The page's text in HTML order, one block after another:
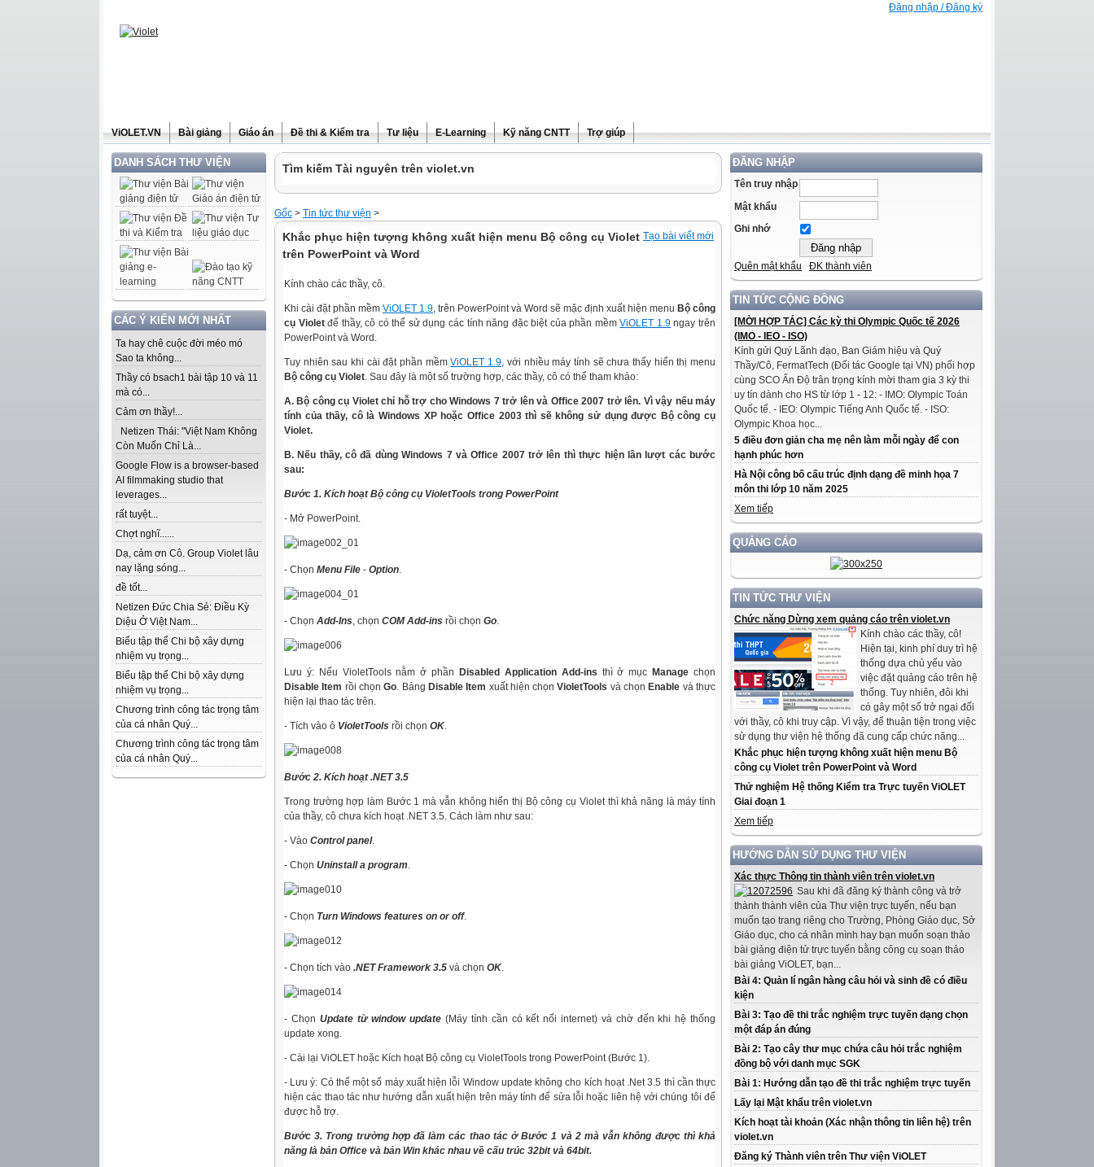
Đăng nhập / Đăng ký
ViOLET.VN Bài giảng Giáo án Đề thi & Kiểm tra Tư liệu E-Learning Kỹ năng CNTT Trợ giúp
DANH SÁCH THƯ VIỆN
CÁC Ý KIẾN MỚI NHẤT
Ta hay chê cuộc đời méo mó
Sao ta không...
Thầy có bsach1 bài tập 10 và 11
mà có...
Cảm ơn thầy!...
Netizen Thái: "Việt Nam Không
Còn Muốn Chỉ Là...
Google Flow is a browser-based
AI filmmaking studio that
leverages...
rất tuyệt...
Chợt nghĩ......
Dạ, cảm ơn Cô. Group Violet lâu
nay lặng sóng...
đề tốt...
Netizen Đức Chia Sẻ: Điều Kỳ
Diệu Ở Việt Nam...
Biểu tập thể Chi bộ xây dựng
nhiệm vụ trọng...
Biểu tập thể Chi bộ xây dựng
nhiệm vụ trọng...
Chương trình công tác trọng tâm
của cá nhân Quý...
Chương trình công tác trọng tâm
của cá nhân Quý...
ĐĂNG NHẬP
Tên truy nhập
Mật khẩu
Ghi nhớ
Quên mật khẩu ĐK thành viên
TIN TỨC CỘNG ĐỒNG
[MỜI HỢP TÁC] Các kỳ thi Olympic Quốc tế 2026
(IMO - IEO - ISO)
Kính gửi Quý Lãnh đạo, Ban Giám hiệu và Quý
Thầy/Cô, FermatTech (Đối tác Google tại VN) phối hợp
cùng SCO Ấn Độ trân trọng kính mời tham gia 3 kỳ thi
uy tín dành cho HS từ lớp 1 - 12: - IMO: Olympic Toán
Quốc tế. - IEO: Olympic Tiếng Anh Quốc tế. - ISO:
Olympic Khoa học...
5 điều đơn giản cha mẹ nên làm mỗi ngày để con
hạnh phúc hơn
Hà Nội công bố cấu trúc định dạng đề minh họa 7
môn thi lớp 10 năm 2025
Xem tiếp
QUẢNG CÁO
TIN TỨC THƯ VIỆN
Chức năng Dừng xem quảng cáo trên violet.vn
Kính chào các thầy, cô!
Hiện tại, kinh phí duy trì hệ
thống dựa chủ yếu vào
việc đặt quảng cáo trên hệ
thống. Tuy nhiên, đôi khi
có gây một số trở ngại đối
với thầy, cô khi truy cập. Vì vậy, để thuận tiện trong việc
sử dụng thư viện hệ thống đã cung cấp chức năng...
Khắc phục hiện tượng không xuất hiện menu Bộ
công cụ Violet trên PowerPoint và Word
Thử nghiệm Hệ thống Kiểm tra Trực tuyến ViOLET
Giai đoạn 1
Xem tiếp
HƯỚNG DẪN SỬ DỤNG THƯ VIỆN
Xác thực Thông tin thành viên trên violet.vn
Sau khi đã đăng ký thành công và trở
thành thành viên của Thư viện trực tuyến, nếu bạn
muốn tạo trang riêng cho Trường, Phòng Giáo dục, Sở
Giáo dục, cho cá nhân mình hay bạn muốn soạn thảo
bài giảng điện tử trực tuyến bằng công cụ soạn thảo
bài giảng ViOLET, bạn...
Bài 4: Quản lí ngân hàng câu hỏi và sinh đề có điều
kiện
Bài 3: Tạo đề thi trắc nghiệm trực tuyến dạng chọn
một đáp án đúng
Bài 2: Tạo cây thư mục chứa câu hỏi trắc nghiệm
đồng bộ với danh mục SGK
Bài 1: Hướng dẫn tạo đề thi trắc nghiệm trực tuyến
Lấy lại Mật khẩu trên violet.vn
Kích hoạt tài khoản (Xác nhận thông tin liên hệ) trên
violet.vn
Đăng ký Thành viên trên Thư viện ViOLET
Tìm kiếm Tài nguyên trên violet.vn
Gốc > Tin tức thư viện >
Tạo bài viết mới
Khắc phục hiện tượng không xuất hiện menu Bộ công cụ Violet
trên PowerPoint và Word
Kính chào các thầy, cô.
Khi cài đặt phần mềm ViOLET 1.9, trên PowerPoint và Word sẽ mặc định xuất hiện menu Bộ công
cụ Violetđể thầy, cô có thể sử dụng các tính năng đặc biệt của phần mềmViOLET 1.9ngay trên
PowerPoint và Word.
Tuy nhiên sau khi cài đặt phần mềmViOLET 1.9, với nhiều máy tính sẽ chưa thấy hiển thị menu
Bộ công cụ Violet. Sau đây là một số trường hợp, các thầy, cô có thể tham khảo:
A. Bộ công cụ Violet chỉ hỗ trợ cho Windows 7 trở lên và Office 2007 trở lên. Vì vậy nếu máy
tính của thầy, cô là Windows XP hoặc Office 2003 thì sẽ không sử dụng được Bộ công cụ
Violet.
B. Nếu thầy, cô đã dùng Windows 7 và Office 2007 trở lên thì thực hiện lần lượt các bước
sau:
Bước 1. Kích hoạt Bộ công cụ VioletTools trong PowerPoint
- Mở PowerPoint.
- Chọn Menu File - Option.
- Chọn Add-Ins, chọn COM Add-ins rồi chọn Go.
Lưu ý: Nếu VioletTools nằm ở phần Disabled Application Add-ins thì ở mục Manage chọn
Disable Item rồi chọnGo. Bảng Disable Item xuất hiện chọnVioletTools và chọn Enable và thực
hiện lại thao tác trên.
- Tích vào ô VioletTools rồi chọn OK.
Bước 2. Kích hoạt .NET 3.5
Trong trường hợp làm Bước 1 mà vẫn không hiển thị Bộ công cụ Violet thì khả năng là máy tính
của thầy, cô chưa kích hoạt .NET 3.5. Cách làm như sau:
- Vào Control panel.
- Chọn Uninstall a program.
- Chọn Turn Windows features on or off.
- Chọn tích vào .NET Framework 3.5 và chọn OK.
- Chọn Update từ window update (Máy tính cần có kết nối internet) và chờ đến khi hệ thống
update xong.
- Cài lại ViOLET hoặc Kích hoạt Bộ công cụ VioletTools trong PowerPoint (Bước 1).
- Lưu ý: Có thể một số máy xuất hiện lỗi Window update không cho kích hoạt .Net 3.5 thì cần thực
hiện các thao tác như hướng dẫn xuất hiện trên máy tính để sửa lỗi hoặc liên hệ với chúng tôi để
được hỗ trợ.
Bước 3. Trong trường hợp đã làm các thao tác ở Bước 1 và 2 mà vẫn không được thì khả
năng là bản Office và bản Win khác nhau về cấu trúc 32bit và 64bit.